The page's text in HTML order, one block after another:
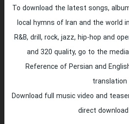
To download the latest songs,
local hymns of Iran and the world
R&B, drill, rock, jazz, hip-hop and
and 320 quality, go to the
Reference of Persian and
translation
Download full music video and
direct